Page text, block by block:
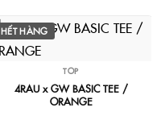
HẾT HÀNG
TOP
4RAU x GW BASIC TEE /
ORANGE